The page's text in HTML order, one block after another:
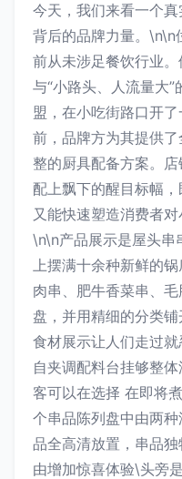
今天，我们来看一个
背后的品牌力量。\n\n
前从未涉足餐饮行业
与“小路头、人流量大
盟，在小吃街路口开
前，品牌方为其提供
整的厨具配备方案。
配上飘下的醒目标幅
又能快速塑造消费者对
\n\n产品展示是屋头串
上摆满十余种新鲜的
肉串、肥牛香菜串、毛
盘，并用精细的分类
食材展示让人们走过
自夹调配料台挂够整
客可以在选择 在即将
个串品陈列盘中由两
品全高清放置，串品独
由增加惊喜体验\头旁